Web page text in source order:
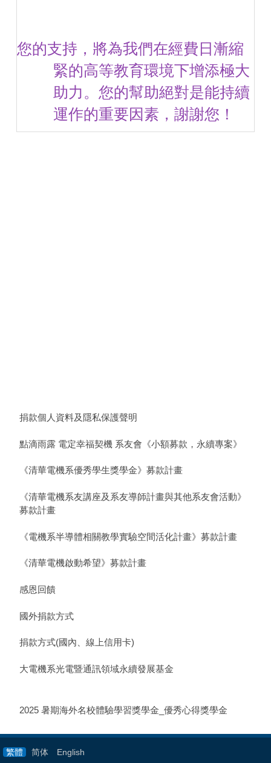
您的支持，將為我們在經費日漸縮
緊的高等教育環境下增添極大
助力。您的幫助絕對是能持續
運作的重要因素，謝謝您！
捐款個人資料及隱私保護聲明
點滴雨露 電定幸福契機 系友會《小額募款，永續專案》
《清華電機系優秀學生獎學金》募款計畫
《清華電機系友講座及系友導師計畫與其他系友會活動》
募款計畫
《電機系半導體相關教學實驗空間活化計畫》募款計畫
《清華電機啟動希望》募款計畫
感恩回饋
國外捐款方式
捐款方式(國內、線上信用卡)
大電機系光電暨通訊領域永續發展基金
2025 暑期海外名校體驗學習獎學金_優秀心得獎學金
繁體 简体 English